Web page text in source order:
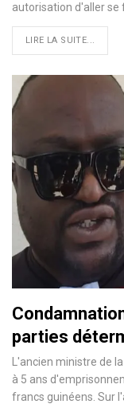
autorisation d'aller se
LIRE LA SUITE...
parties
L'ancien ministre de
à 5 ans
francs guinéens. Sur